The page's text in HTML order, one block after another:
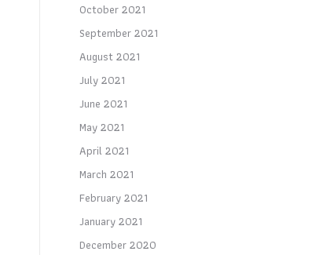
October 2021
September 2021
August 2021
July 2021
June 2021
May 2021
April 2021
March 2021
February 2021
January 2021
December 2020